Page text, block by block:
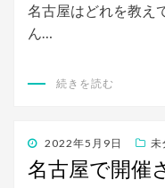
名古屋はどれを教え
ん…
続きを読む
投
稿
日:
2022年5月9日 未
名古屋で開催